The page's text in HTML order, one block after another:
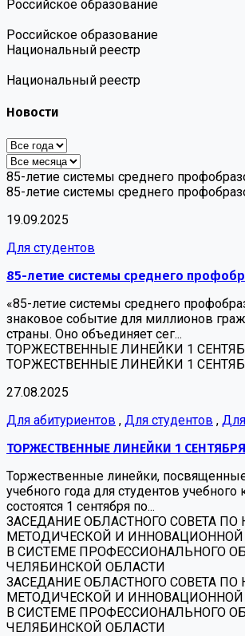
Российское образование
Российское образование
Национальный реестр
Национальный реестр
Новости
85-летие системы среднего
85-летие системы среднего
19.09.2025
Для студентов
85-летие системы среднего
«85-летие системы среднего
знаковое событие для миллионов
страны. Оно объединяет сег...
ТОРЖЕСТВЕННЫЕ ЛИНЕЙКИ 1
ТОРЖЕСТВЕННЫЕ ЛИНЕЙКИ 1
27.08.2025
Для абитуриентов , Для студентов ,
ТОРЖЕСТВЕННЫЕ ЛИНЕЙКИ 1 СЕНТЯБРЯ
Торжественные линейки,
учебного года для студентов учебного
состоятся 1 сентября по...
ЗАСЕДАНИЕ ОБЛАСТНОГО СОВЕТА ПО
МЕТОДИЧЕСКОЙ И ИННОВАЦИОННОЙ
В СИСТЕМЕ ПРОФЕССИОНАЛЬНОГО
ЧЕЛЯБИНСКОЙ ОБЛАСТИ
ЗАСЕДАНИЕ ОБЛАСТНОГО СОВЕТА ПО
МЕТОДИЧЕСКОЙ И ИННОВАЦИОННОЙ
В СИСТЕМЕ ПРОФЕССИОНАЛЬНОГО
ЧЕЛЯБИНСКОЙ ОБЛАСТИ